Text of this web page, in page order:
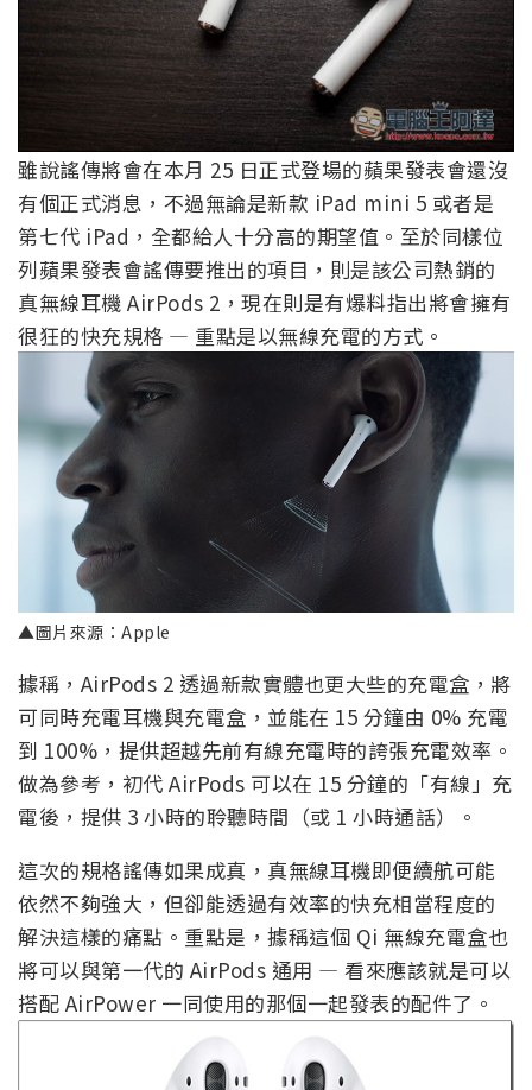
雖說謠傳將會在本月 25 日正式登場的蘋果發表會還沒
有個正式消息，不過無論是新款 iPad mini 5 或者是
第七代 iPad，全都給人十分高的期望值。至於同樣位
列蘋果發表會謠傳要推出的項目，則是該公司熱銷的
真無線耳機 AirPods 2，現在則是有爆料指出將會擁有
很狂的快充規格 — 重點是以無線充電的方式。
▲圖片來源：Apple
據稱，AirPods 2 透過新款實體也更大些的充電盒，將
可同時充電耳機與充電盒，並能在 15 分鐘由 0% 充電
到 100%，提供超越先前有線充電時的誇張充電效率。
做為參考，初代 AirPods 可以在 15 分鐘的「有線」充
電後，提供 3 小時的聆聽時間（或 1 小時通話）。
這次的規格謠傳如果成真，真無線耳機即便續航可能
依然不夠強大，但卻能透過有效率的快充相當程度的
解決這樣的痛點。重點是，據稱這個 Qi 無線充電盒也
將可以與第一代的 AirPods 通用 — 看來應該就是可以
搭配 AirPower 一同使用的那個一起發表的配件了。